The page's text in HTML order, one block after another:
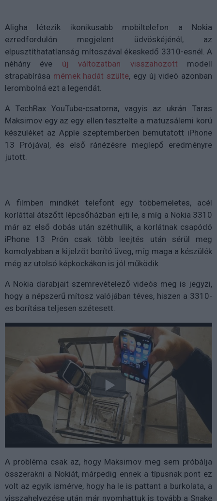
Aligha létezik ikonikusabb mobiltelefon a Nokia
ezredfordulón megjelent üdvöskéjénél, az
elpusztíthatatlanság mítoszával ékeskedő 3310-esnél. A
néhány éve új változatban visszahozott modell
strapabírása mémek hadát szülte, egy új videó azonban
lerombolná ezt a legendát.
A TechRax YouTube-csatorna, vagyis az ukrán Taras
Maksimov egy az egy ellen tesztelte a matuzsálemi korú
készüléket az Apple szeptemberben bemutatott iPhone
13 Prójával, és első ránézésre meglepő eredményre
jutott.
A filmben mindkét telefont egy többemeletes, acél
korláttal átszőtt lépcsőházban ejti le, s míg a Nokia 3310
már az első dobás után széthullik, a korlátnak csapódó
iPhone 13 Prón csak több leejtés után sérül meg
komolyabban a kijelzőt borító üveg, míg maga a készülék
még az utolsó képkockákon is jól működik.
A Nokia darabjait szemrevételező videós meg is jegyzi,
hogy a népszerű mítosz valójában téves, hiszen a 3310-
es borítása teljesen szétesett.
A probléma csak az, hogy Maksimov meg sem próbálja
összerakni a Nokiát, márpedig ennek a típusnak pont ez
volt az egyik ismérve, hogy ha le is pattant a burkolata, a
visszahelyezése után már nyomhattuk is tovább a Snake